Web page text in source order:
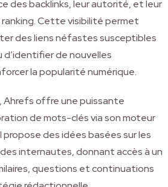
des backlinks, leur autorité, et leur
Cette visibilité permet
des liens néfastes susceptibles
d’identifier de nouvelles
la popularité numérique.
Ahrefs offre une puissante
de mots-clés via son moteur
propose des idées basées sur les
internautes, donnant accès à un
questions et continuations